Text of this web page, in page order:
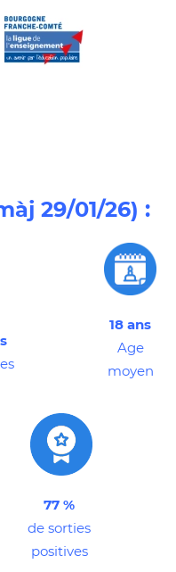
29/01/26) :
18 ans
Age
moyen
77 %
de sorties
positives